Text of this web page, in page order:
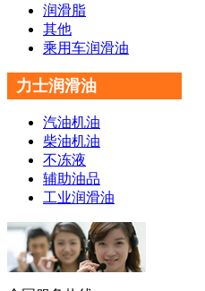
润滑脂
其他
乘用车润滑油
力士润滑油
汽油机油
柴油机油
不冻液
辅助油品
工业润滑油